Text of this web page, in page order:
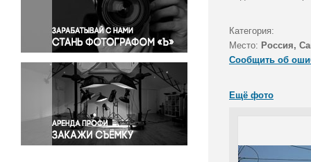
Правосудие
Происшествия и конфликты
Религия
Светская жизнь
Спорт
Экология
Экономика и бизнес
Категория:
Место: Россия,
Сообщить об
Ещё фото